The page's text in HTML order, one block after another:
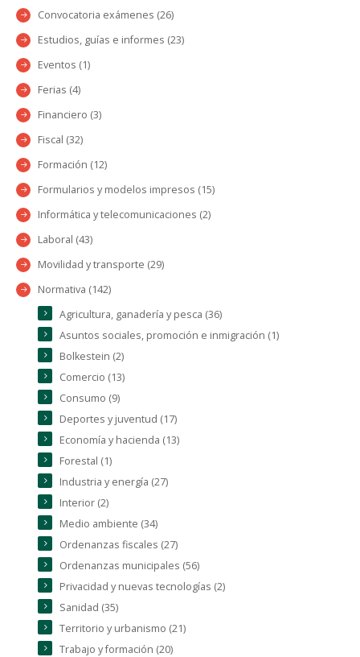
Convocatoria exámenes (26)
Estudios, guías e informes (23)
Eventos (1)
Ferias (4)
Financiero (3)
Fiscal (32)
Formación (12)
Formularios y modelos impresos (15)
Informática y telecomunicaciones (2)
Laboral (43)
Movilidad y transporte (29)
Normativa (142)
Agricultura, ganadería y pesca (36)
Asuntos sociales, promoción e inmigración (1)
Bolkestein (2)
Comercio (13)
Consumo (9)
Deportes y juventud (17)
Economía y hacienda (13)
Forestal (1)
Industria y energía (27)
Interior (2)
Medio ambiente (34)
Ordenanzas fiscales (27)
Ordenanzas municipales (56)
Privacidad y nuevas tecnologías (2)
Sanidad (35)
Territorio y urbanismo (21)
Trabajo y formación (20)